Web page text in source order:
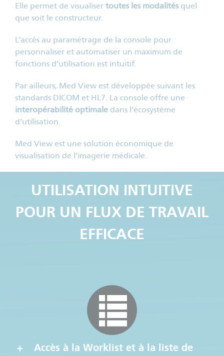
Elle permet de visualiser toutes les modalitésquel
que soit le constructeur.
L’accès au paramétrage de la console pour
personnaliser et automatiser un maximum de
fonctions d’utilisation est intuitif.
Par ailleurs, Med View est développée suivant les
standards DICOM et HL7. La console offre une
interopérabilité optimaledans l’écosystème
d’utilisation.
Med View est une solution économique de
visualisation de l’imagerie médicale.
UTILISATION INTUITIVE
POUR UN FLUX DE TRAVAIL
EFFICACE
Accès à la Worklist et à la liste de